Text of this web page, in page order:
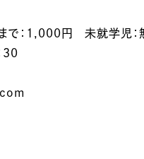
で：1,000円 未就学児：
30